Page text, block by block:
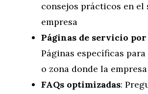
consejos prácticos en el
empresa
Páginas de servicio
Páginas específicas
o zona donde la
FAQs optimizadas: